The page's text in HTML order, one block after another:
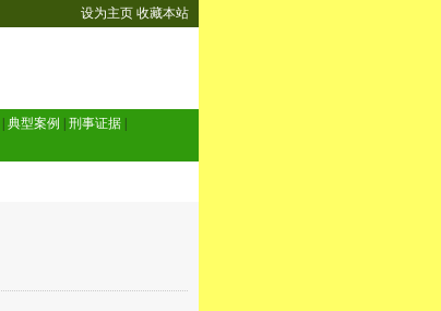
设为主页 收藏本站
典型案例 刑事证据